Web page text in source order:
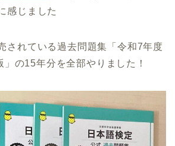
感じました
されている過去問題集「令和7年度
の15年分を全部やりました！